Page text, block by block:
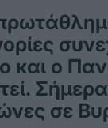
και ο
σε